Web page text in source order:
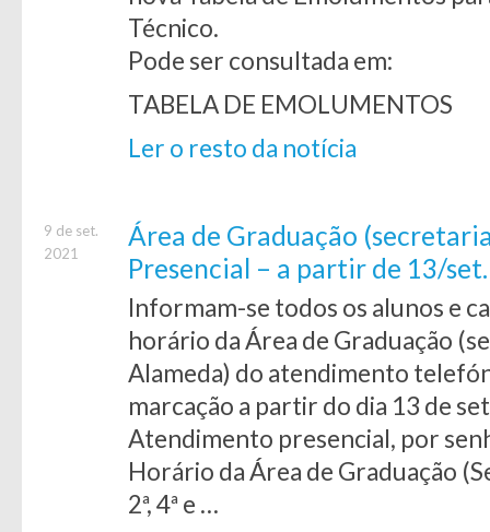
Técnico.
Pode ser consultada em:
TABELA DE EMOLUMENTOS
Ler o resto da notícia
9 de set.
2021
Área de Graduação
Presencial – a partir de 13/set.
Informam-se todos os alunos e
horário da Área de Graduação
Alameda) do atendimento
marcação a partir do dia 13 de
Atendimento presencial, por
Horário da Área de Graduação
2ª, 4ª e …